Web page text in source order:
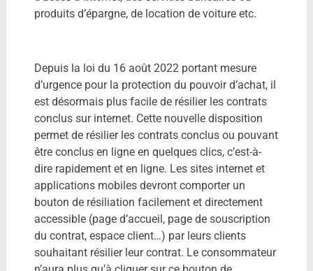
produits d’épargne, de location de voiture etc.
Depuis la loi du 16 août 2022 portant mesure
d’urgence pour la protection du pouvoir d’achat, il
est désormais plus facile de résilier les contrats
conclus sur internet. Cette nouvelle disposition
permet de résilier les contrats conclus ou pouvant
être conclus en ligne en quelques clics, c’est-à-
dire rapidement et en ligne. Les sites internet et
applications mobiles devront comporter un
bouton de résiliation facilement et directement
accessible (page d’accueil, page de souscription
du contrat, espace client…) par leurs clients
souhaitant résilier leur contrat. Le consommateur